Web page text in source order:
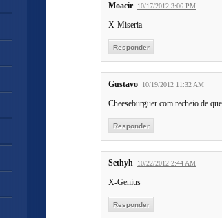
Moacir 10/17/2012 3:06 PM
X-Miseria
Responder
Gustavo 10/19/2012 11:32 AM
Cheeseburguer com recheio de
Responder
Sethyh 10/22/2012 2:44 AM
X-Genius
Responder